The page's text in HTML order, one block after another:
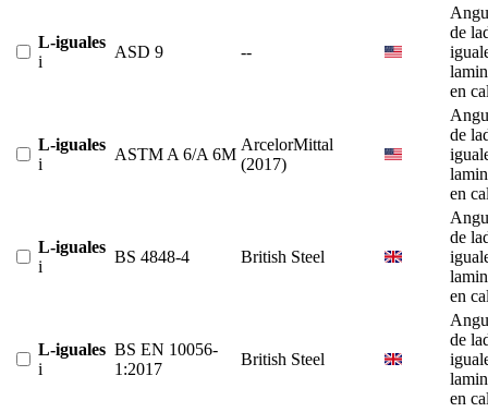
L-iguales
i
ASD 9 --
de
en
L-iguales
i
ASTM A 6/A 6M
ArcelorMittal
(2017)
de
en
L-iguales
i
BS 4848-4 British Steel
de
en
L-iguales
i
BS EN 10056-
1:2017
British Steel
de
en